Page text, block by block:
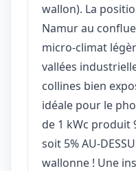
wallon). La
Namur au
micro-climat
vallées
collines bien
idéale pour le
de 1 kWc produit
soit 5% AU-
wallonne ! Une